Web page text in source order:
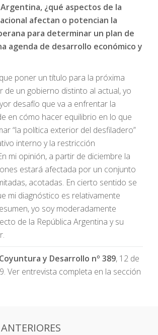
¿qué aspectos de la
afectan o potencian la
para determinar un plan de
agenda de desarrollo económico y
que poner un título para la próxima
de un gobierno distinto al actual, yo
desafío que va a enfrentar la
en cómo hacer equilibrio en lo que
“la política exterior del desfiladero”
interno y la restricción
mi opinión, a partir de diciembre la
estará afectada por un conjunto
acotadas. En cierto sentido se
mi diagnóstico es relativamente
yo soy moderadamente
de la República Argentina y su
y Desarrollo nº 389, 12 de
Ver entrevista completa en la sección